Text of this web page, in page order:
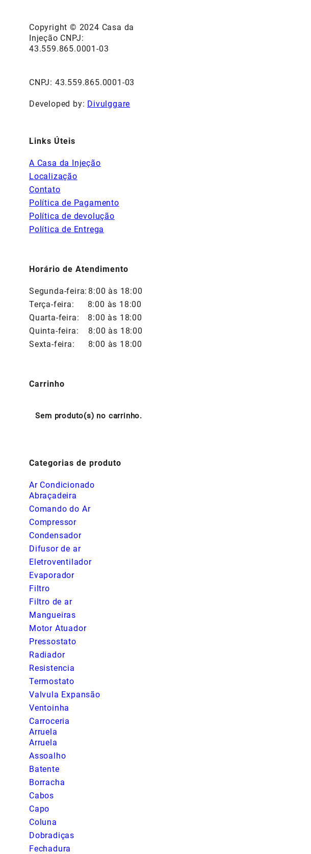
Copyright © 2024 Casa da
Injeção CNPJ:
43.559.865.0001-03
CNPJ: 43.559.865.0001-03
Developed by: Divulggare
Links Úteis
A Casa da Injeção
Localização
Contato
Política de Pagamento
Política de devolução
Política de Entrega
Horário de Atendimento
Segunda-feira: 8:00 às 18:00
Terça-feira:
8:00 às 18:00
Quarta-feira:
8:00 às 18:00
Quinta-feira:
8:00 às 18:00
Sexta-feira:
8:00 às 18:00
Carrinho
Sem produto(s) no carrinho.
Categorias de produto
Ar Condicionado
Abraçadeira
Comando do Ar
Compressor
Condensador
Difusor de ar
Eletroventilador
Evaporador
Filtro
Filtro de ar
Mangueiras
Motor Atuador
Pressostato
Radiador
Resistencia
Termostato
Valvula Expansão
Ventoinha
Carroceria
Arruela
Arruela
Assoalho
Batente
Borracha
Cabos
Capo
Coluna
Dobradiças
Fechadura